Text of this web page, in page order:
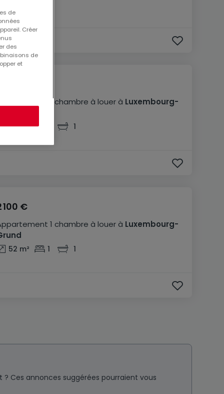
1 chambre à louerà Luxembourg-
80 m² 1
1 chambre à louerà Luxembourg-
100 €
52 m² 1 1
Ces annonces suggérées pourraient vous
de
Créer
des
de
et